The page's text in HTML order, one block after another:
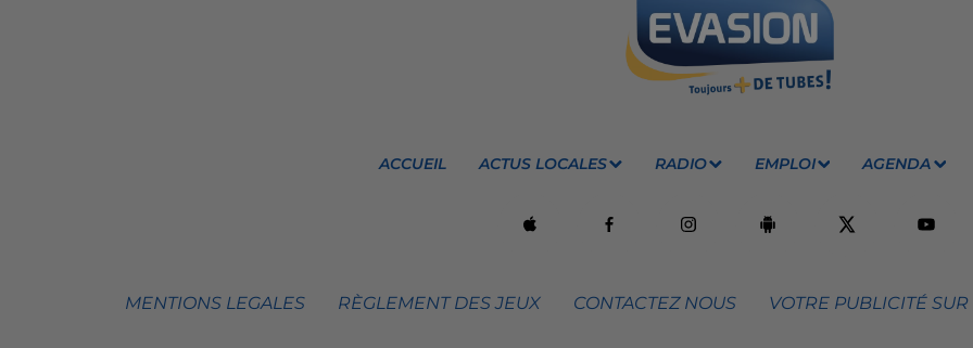
ACCUEIL ACTUS LOCALES RADIO EMPLOI AGENDA
MENTIONS LEGALES RÈGLEMENT DES JEUX CONTACTEZ NOUS VOTRE PUBLICITÉ